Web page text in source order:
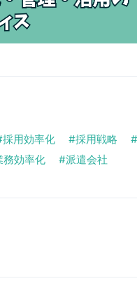
採用効率化 採用戦略
務効率化 派遣会社